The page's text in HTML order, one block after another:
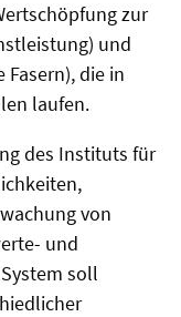
zur
und
Fasern), die in
laufen.
des Instituts für
von
und
soll